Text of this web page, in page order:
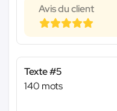
Avis du client
Texte #5
140 mots